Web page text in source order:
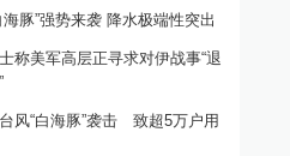
海豚”强势来袭 降水极端性突出
称美军高层正寻求对伊战事“退
风“白海豚”袭击 致超5万户用